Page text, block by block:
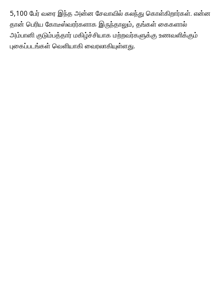
5,100 பேர் வரை இந்த அன்ன சேவாவில் கலந்து கொள்கிறார்கள். என்ன
தான் பெரிய கோடீஸ்வரர்களாக இருந்தாலும், தங்கள் கைகளால்
அம்பானி குடும்பத்தார் மகிழ்ச்சியாக மற்றவர்களுக்கு உணவளிக்கும்
புகைப்படங்கள் வெளியாகி வைரலாகியுள்ளது.